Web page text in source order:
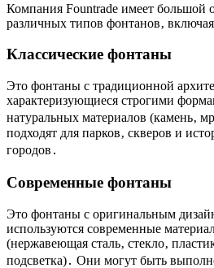
Компания Fountrade имеет большой
различных типов фонтанов‚
Классические фонтаны
Это фонтаны с традиционной
характеризующиеся строгими
натуральных материалов (камень‚
подходят для парков‚ скверов и
городов․
Современные фонтаны
Это фонтаны с оригинальным
используются современные
(нержавеющая сталь‚ стекло‚
подсветка)․ Они могут быть